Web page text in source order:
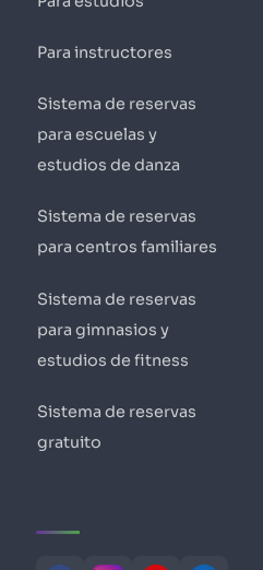
Para instructores
Sistema de reservas
para escuelas y
estudios de danza
Sistema de reservas
para centros familiares
Sistema de reservas
para gimnasios y
estudios de fitness
Sistema de reservas
gratuito